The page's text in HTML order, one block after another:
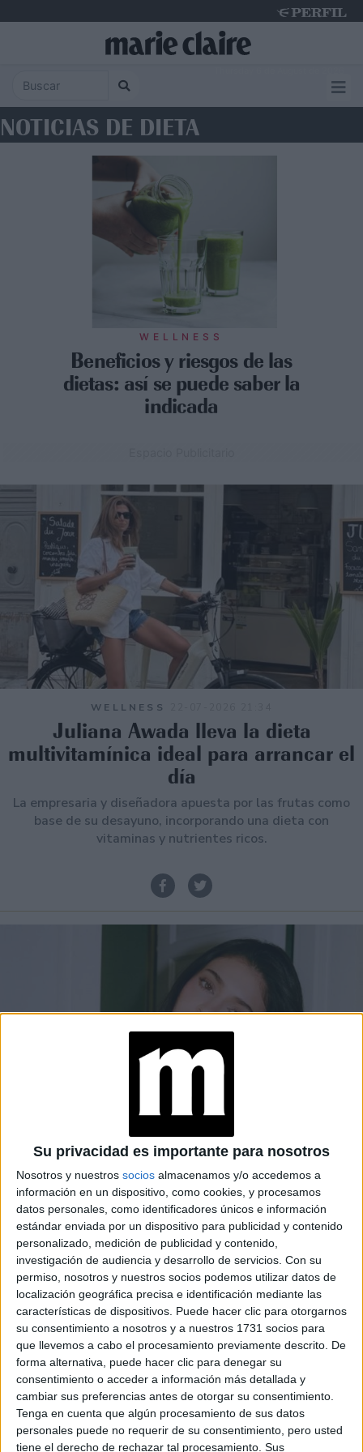
Su privacidad es importante para nosotros
Nosotros y nuestros socios almacenamos y/o accedemos a
información en un dispositivo, como cookies, y procesamos
datos personales, como identificadores únicos e información
estándar enviada por un dispositivo para publicidad y contenido
personalizado, medición de publicidad y contenido,
investigación de audiencia y desarrollo de servicios. Con su
permiso, nosotros y nuestros socios podemos utilizar datos de
localización geográfica precisa e identificación mediante las
características de dispositivos. Puede hacer clic para otorgarnos
su consentimiento a nosotros y a nuestros 1731 socios para
que llevemos a cabo el procesamiento previamente descrito. De
forma alternativa, puede hacer clic para denegar su
consentimiento o acceder a información más detallada y
cambiar sus preferencias antes de otorgar su consentimiento.
Tenga en cuenta que algún procesamiento de sus datos
personales puede no requerir de su consentimiento, pero usted
tiene el derecho de rechazar tal procesamiento. Sus
NOTICIAS DE DIETA
WELLNESS
Beneficios y riesgos de las
dietas: así se puede saber la
indicada
WELLNESS
Juliana Awada lleva la dieta
multivitamínica ideal para arrancar el
día
La empresaria y diseñadora apuesta por las frutas como
base de su desayuno, incorporando una dieta con
vitaminas y nutrientes ricos.
BELLEZA22-07-2026 09:34
La gelatina coreana que Kylie Jenner
volvió viral: qué es y por qué genera
debate
Kylie Jenner mostró en TikTok unas llamativas gelatinas
rojas y las presentó como su nuevo snack favorito. Detrás
de su aspecto de golosina, se encuentra un suplemento
alimentario con fibra, semillas de chía y extractos
vegetales que promete acompañar la digestión y el
control del apetito, aunque sus efectos no deben
confundirse con los de un medicamento.